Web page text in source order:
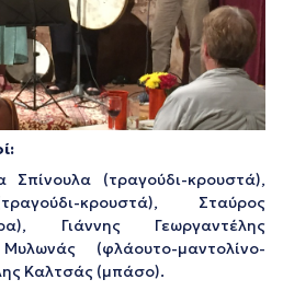
Σπίνουλα (τραγούδι-κρουστά),
κρουστά), Σταύρος
Γιάννης Γεωργαντέλης
(φλάουτο-μαντολίνο-
Καλτσάς (μπάσο).